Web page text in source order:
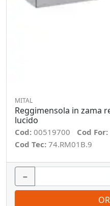
MITAL
Reggimensola in zama
lucido
Cod: 00519700 Cod For:
Cod Tec: 74.RM01B.9
−